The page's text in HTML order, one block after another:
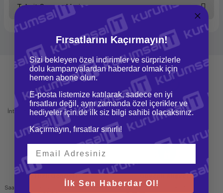
Ürün hakkında henüz soru sorulmamış.
Soru Sor
Taksit Seçenekleri
Mağazadan Teslimat
İnternetten sipariş et ve mağazadan
teslim al
İade ve Değişim
Kolay iade ve değişim imkanı
Hızlı Gönderi
Saat 15.00'a kadar yapılan siparişlerde
Güvenli Alışveriş
256 bit SSL sertifikası
Fırsatlarını Kaçırmayın!
Sizi bekleyen özel indirimler ve sürprizlerle
dolu kampanyalardan haberdar olmak için
hemen abone olun.
E-posta listemize katılarak, sadece en iyi
fırsatları değil, aynı zamanda özel içerikler ve
hediyeler için de ilk siz bilgi sahibi olacaksınız.
Kaçırmayın, fırsatlar sınırlı!
İlk Sen Haberdar Ol!